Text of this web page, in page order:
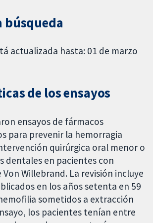
búsqueda
actualizada hasta: 01 de marzo
de los ensayos
ensayos de fármacos
para prevenir la hemorragia
quirúrgica oral menor o
dentales en pacientes con
Willebrand. La revisión incluye
en los años setenta en 59
sometidos a extracción
los pacientes tenían entre